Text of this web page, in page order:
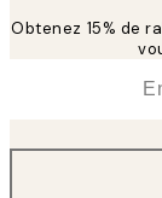
Obtenez 15% de